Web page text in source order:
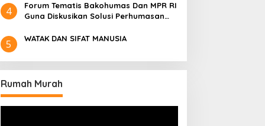
4
Forum Tematis Bakohumas Dan MPR RI
Guna Diskusikan Solusi Perhumasan
Masing
5 WATAK DAN SIFAT MANUSIA
Rumah Murah